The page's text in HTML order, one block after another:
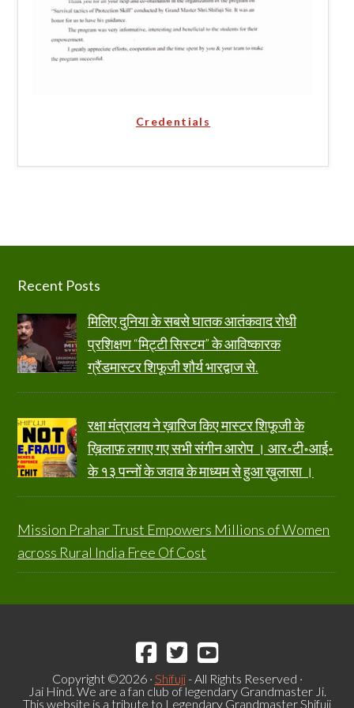
Credentials
Footer
Recent Posts
मिलिए दुनिया के सबसे घातक आतंकवाद रोधी
प्रशिक्षण “मिट्टी सिस्टम” के आविष्कारक
ग्रैंडमास्टर शिफूजी शौर्य भारद्वाज से.
रक्षा मंत्रालय ने ख़ारिज किए मास्टर शिफूजी के
ख़िलाफ़ लगाए गए सभी संगीन आरोप । आर॰टी॰आई॰
के १३ पन्नों के जवाब के माध्यम से हुआ ख़ुलासा ।
Mission Prahar Trust Empowers Millions of Women
across Rural India Free Of Cost
Copyright ©2026 · Shifuji- All Rights Reserved ·
Jai Hind. We are a fan club of legendary Grandmaster Ji.
This website is a tribute to Legendary Grandmaster Shifuji